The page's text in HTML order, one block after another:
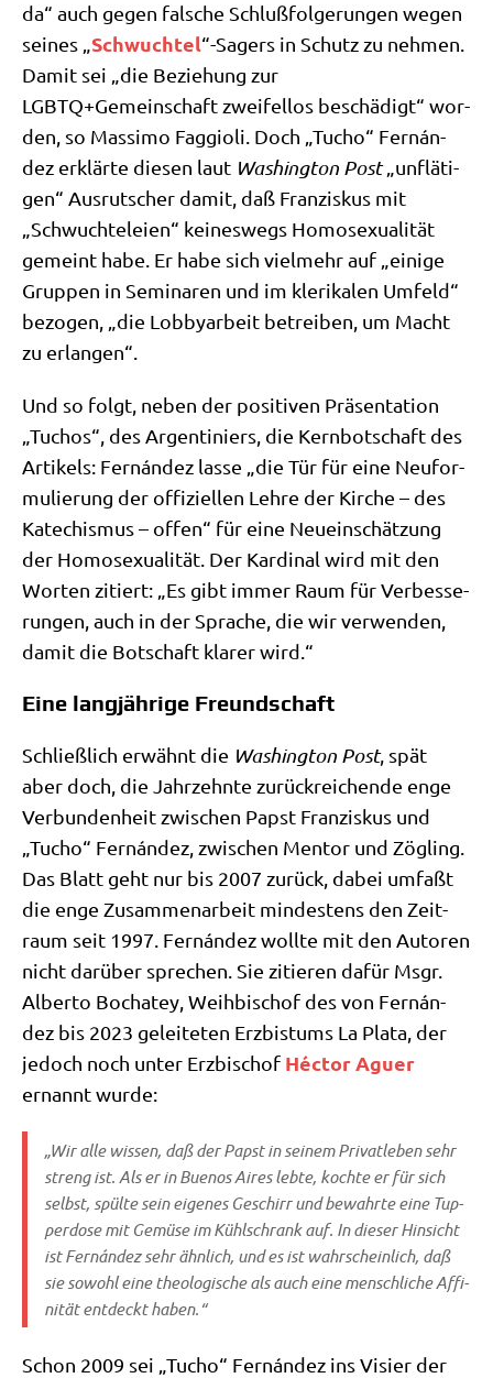
da“ auch gegen fal­sche Schluß­fol­ge­run­gen wegen
sei­nes „ Schwuch­tel“-Sagers in Schutz zu neh­men.
Damit sei „die Bezie­hung zur
LGBTQ+Gemeinschaft zwei­fel­los beschä­digt“ wor­
den, so Mas­si­mo Fag­gio­li. Doch „Tucho“ Fernán­
dez erklär­te die­sen laut Washing­ton Post „unflä­ti­
gen“ Aus­rut­scher damit, daß Fran­zis­kus mit
„Schwuch­te­lei­en“ kei­nes­wegs Homo­se­xua­li­tät
gemeint habe. Er habe sich viel­mehr auf „eini­ge
Grup­pen in Semi­na­ren und im kle­ri­ka­len Umfeld“
bezo­gen, „die Lob­by­ar­beit betrei­ben, um Macht
zu erlangen“.
Und so folgt, neben der posi­ti­ven Prä­sen­ta­ti­on
„Tuchos“, des Argen­ti­ni­ers, die Kern­bot­schaft des
Arti­kels: Fernán­dez las­se „die Tür für eine Neu­for­
mu­lie­rung der offi­zi­el­len Leh­re der Kir­che – des
Kate­chis­mus – offen“ für eine Neu­ein­schät­zung
der Homo­se­xua­li­tät. Der Kar­di­nal wird mit den
Wor­ten zitiert: „Es gibt immer Raum für Ver­bes­se­
run­gen, auch in der Spra­che, die wir ver­wen­den,
damit die Bot­schaft kla­rer wird.“
Eine langjährige Freundschaft
Schließ­lich erwähnt die Washing­ton Post, spät
aber doch, die Jahr­zehn­te zurück­rei­chen­de enge
Ver­bun­den­heit zwi­schen Papst Fran­zis­kus und
„Tucho“ Fernán­dez, zwi­schen Men­tor und Zög­ling.
Das Blatt geht nur bis 2007 zurück, dabei umfaßt
die enge Zusam­men­ar­beit min­de­stens den Zeit­
raum seit 1997. Fernán­dez woll­te mit den Autoren
nicht dar­über spre­chen. Sie zitie­ren dafür Msgr.
Alber­to Bocha­tey, Weih­bi­schof des von Fernán­
dez bis 2023 gelei­te­ten Erz­bis­tums La Pla­ta, der
jedoch noch unter Erz­bi­schof Héc­tor Aguer
ernannt wurde:
„Wir alle wis­sen, daß der Papst in sei­nem Pri­vat­le­ben sehr
streng ist. Als er in Bue­nos Aires leb­te, koch­te er für sich
selbst, spül­te sein eige­nes Geschirr und bewahr­te eine Tup­
per­do­se mit Gemü­se im Kühl­schrank auf. In die­ser Hin­sicht
ist Fernán­dez sehr ähn­lich, und es ist wahr­schein­lich, daß
sie sowohl eine theo­lo­gi­sche als auch eine mensch­li­che Affi­
ni­tät ent­deckt haben.“
Schon 2009 sei „Tucho“ Fernán­dez ins Visier der